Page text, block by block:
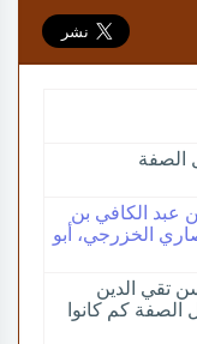
الصفة
عبد الكافي بن
الخزرجي، أبو
تقي الدين
الصفة كم كانوا